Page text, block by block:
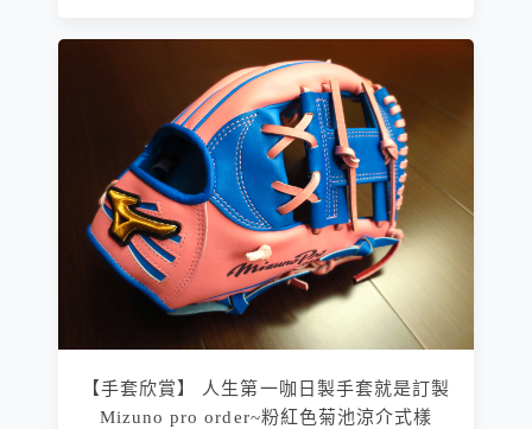
【手套欣賞】 人生第一咖日製手套就是訂製
Mizuno pro order~粉紅色菊池涼介式樣